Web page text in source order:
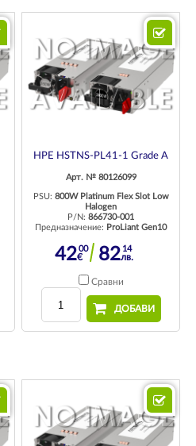
HPE HSTNS-PL41-1 Grade A
Арт. № 80126099
PSU: 800W Platinum Flex Slot Low
Halogen
P/N:866730-001
Предназначение: ProLiant Gen10
4200
€ 8214
лв.
Сравни
ДОБАВИ